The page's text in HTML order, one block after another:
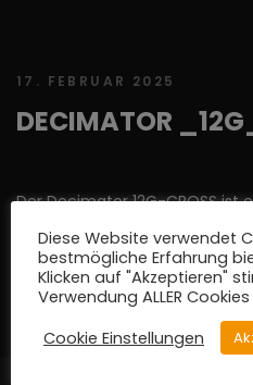
17. FEBRUAR 2025
DECIMATOR
Der Decimator 12G-CROSS
HDMI/SDI 4K Cross Converter,
12G-SDI-Eingänge unt...
READ MORE
Diese Website verwendet
bestmögliche Erfahrung
Klicken auf "Akzeptieren"
Verwendung ALLER Cookies
Cookie Einstellungen